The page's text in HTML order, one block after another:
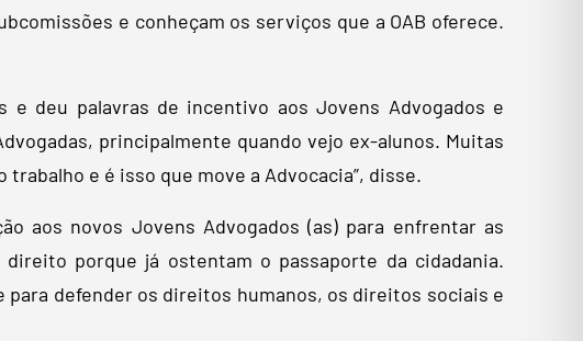
e conheçam os serviços que a OAB oferece.
e deu palavras de incentivo aos Jovens Advogados e
principalmente quando vejo ex-alunos. Muitas
e é isso que move a Advocacia”, disse.
aos novos Jovens Advogados (as) para enfrentar as
porque já ostentam o passaporte da cidadania.
defender os direitos humanos, os direitos sociais e